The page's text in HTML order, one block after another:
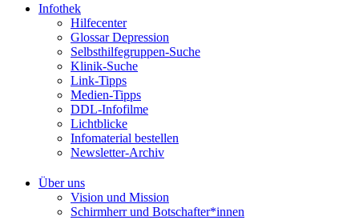
Infothek
Hilfecenter
Glossar Depression
Selbsthilfegruppen-Suche
Klinik-Suche
Link-Tipps
Medien-Tipps
DDL-Infofilme
Lichtblicke
Infomaterial bestellen
Newsletter-Archiv
Über uns
Vision und Mission
Schirmherr und Botschafter*innen